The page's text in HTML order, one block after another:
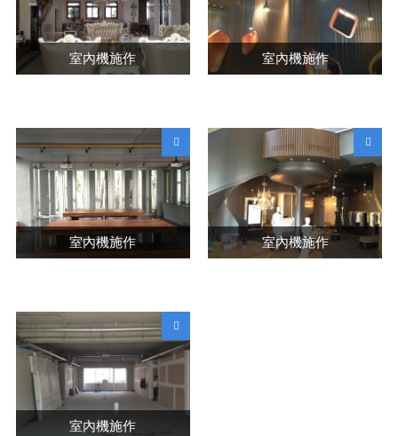
室內機施作 室內機施作
室內機施作 室內機施作
室內機施作